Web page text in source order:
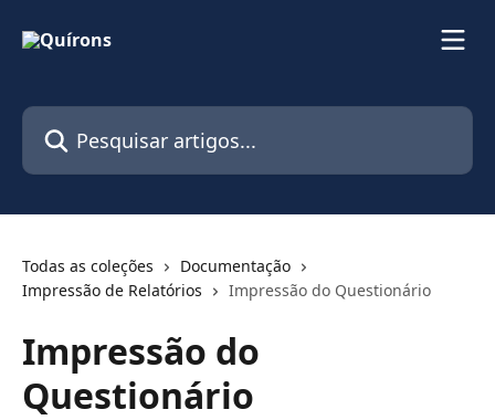
Pesquisar artigos...
Todas as coleções
Documentação
Impressão de Relatórios
Impressão do Questionário
Impressão do
Questionário